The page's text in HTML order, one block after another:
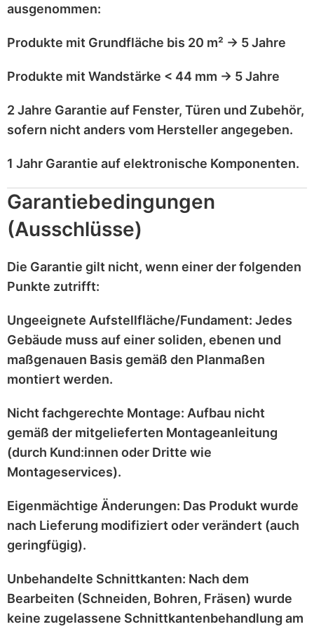
ausgenommen:
Produkte mit Grundfläche bis 20 m² → 5 Jahre
Produkte mit Wandstärke < 44 mm → 5 Jahre
2 Jahre Garantie auf Fenster, Türen und Zubehör,
sofern nicht anders vom Hersteller angegeben.
1 Jahr Garantie aufelektronische Komponenten.
Garantiebedingungen
(Ausschlüsse)
Die Garantie gilt nicht, wenn einer der folgenden
Punkte zutrifft:
Ungeeignete Aufstellfläche/Fundament: Jedes
Gebäude muss auf einer soliden, ebenen und
maßgenauen Basis gemäß den Planmaßen
montiert werden.
Nicht fachgerechte Montage: Aufbau nicht
gemäß der mitgelieferten Montageanleitung
(durch Kund:innen oder Dritte wie
Montageservices).
Eigenmächtige Änderungen: Das Produkt wurde
nach Lieferung modifiziert oderverändert (auch
geringfügig).
Unbehandelte Schnittkanten: Nach dem
Bearbeiten (Schneiden, Bohren, Fräsen) wurde
keine zugelassene Schnittkantenbehandlung am